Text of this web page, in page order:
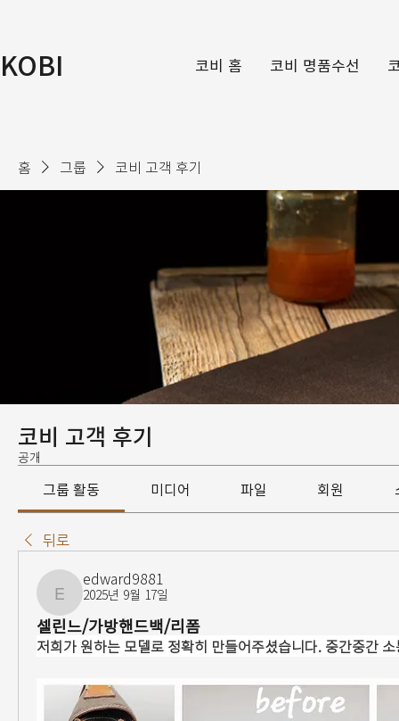
KOBI 코비 홈 코비 명품수선
홈 그룹 코비 고객 후기
코비 고객 후기
공개
그룹 활동 미디어 파일 회원
뒤로
edward9881
edward9881
2025년 9월 17일
셀린느/가방핸드백/리폼
저희가 원하는 모델로 정확히 만들어주셨습니다. 중간중간